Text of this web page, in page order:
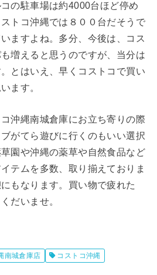
の駐車場は約4000台ほど停め
トコ沖縄では８００台だそうで
ますよね。多分、今後は、コス
増えると思うのですが、当分は
とはいえ、早くコストコで買い
ます。
沖縄南城倉庫にお立ち寄りの際
がてら遊びに行くのもいい選択
園や沖縄の薬草や自然食品など
テムを多数、取り揃えておりま
もなります。買い物で疲れた
だいませ。
南城倉庫店
コストコ沖縄